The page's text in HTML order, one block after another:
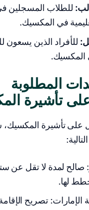
للطلاب المسجلين
في المكسيك.
للأفراد الذين
المطلوبة
تأشيرة
على تأشيرة المكسيك،
صالح لمدة لا تقل عن
لها.
الإمارات: تصريح